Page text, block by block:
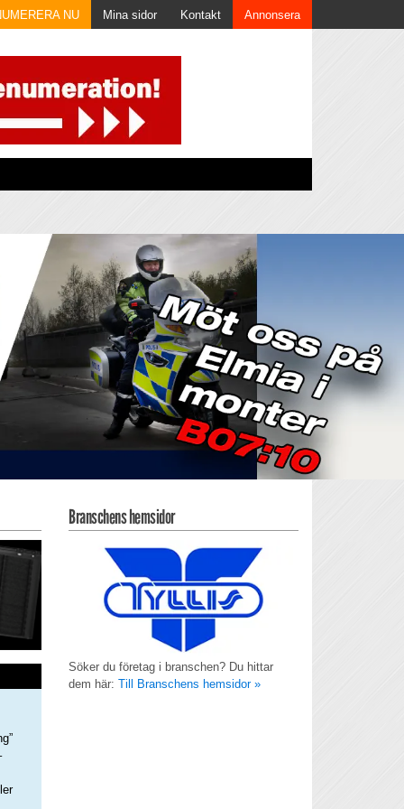
NU Mina sidor Kontakt Annonsera
Branschens hemsidor
Söker du företag i branschen? Du hittar
dem här: Till Branschens hemsidor »